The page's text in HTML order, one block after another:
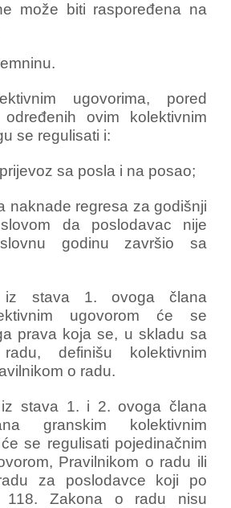
može biti raspoređena na
ugovorima, pored
ovim kolektivnim
se regulisati i:
sa posla i na posao;
naknade regresa za godišnji
da poslodavac nije
godinu završio sa
iz stava 1. ovoga člana
ugovorom će se
prava koja se, u skladu sa
definišu kolektivnim
o radu.
stava 1. i 2. ovoga člana
granskim kolektivnim
se regulisati pojedinačnim
Pravilnikom o radu ili
za poslodavce koji po
118. Zakona o radu nisu